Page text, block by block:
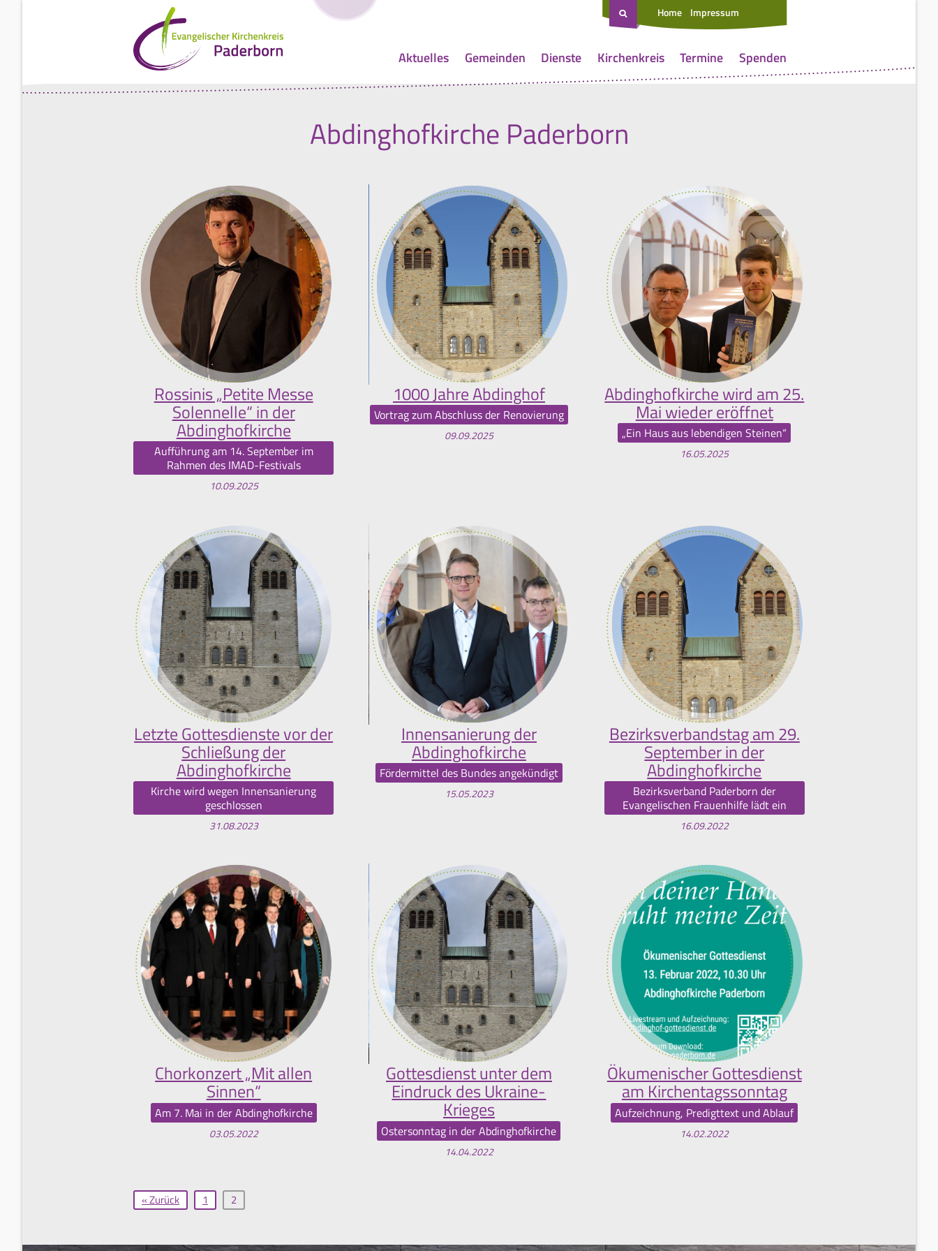
Home Impressum
Aktuelles Gemeinden Dienste Kirchenkreis Termine Spenden
Abdinghofkirche Paderborn
Rossinis „Petite Messe
Solennelle“ in der
Abdinghofkirche
Aufführung am 14. September im
Rahmen des IMAD-Festivals
10.09.2025
1000 Jahre Abdinghof
Vortrag zum Abschluss der Renovierung
09.09.2025
Abdinghofkirche wird am 25.
Mai wieder eröffnet
„Ein Haus aus lebendigen Steinen“
16.05.2025
Letzte Gottesdienste vor der
Schließung der
Abdinghofkirche
Kirche wird wegen Innensanierung
geschlossen
31.08.2023
Innensanierung der
Abdinghofkirche
Fördermittel des Bundes angekündigt
15.05.2023
Bezirksverbandstag am 29.
September in der
Abdinghofkirche
Bezirksverband Paderborn der
Evangelischen Frauenhilfe lädt ein
16.09.2022
Chorkonzert „Mit allen
Sinnen“
Am 7. Mai in der Abdinghofkirche
03.05.2022
Gottesdienst unter dem
Eindruck des Ukraine-
Krieges
Ostersonntag in der Abdinghofkirche
14.04.2022
Ökumenischer Gottesdienst
am Kirchentagssonntag
Aufzeichnung, Predigttext und Ablauf
14.02.2022
« Zurück 1 2